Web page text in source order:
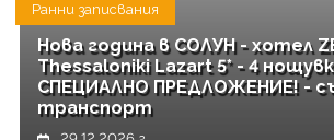
Ранни записвания
Нова година в СОЛУН - хотел
Thessaloniki Lazart 5* - 4
СПЕЦИАЛНО ПРЕДЛОЖЕНИЕ! -
транспорт